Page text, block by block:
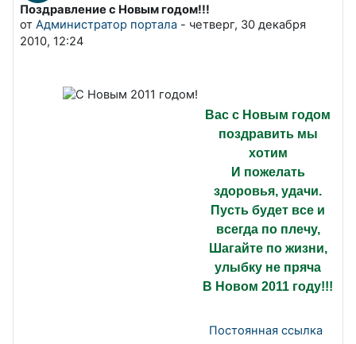
Поздравление с Новым годом!!!
от Администратор портала - четверг, 30 декабря
2010, 12:24
Количество ответов: 0
Вас с Новым годом
поздравить мы
хотим
И пожелать
здоровья, удачи.
Пусть будет все и
всегда по плечу,
Шагайте по жизни,
улыбку не пряча
В Новом 2011 году!!!
Постоянная ссылка